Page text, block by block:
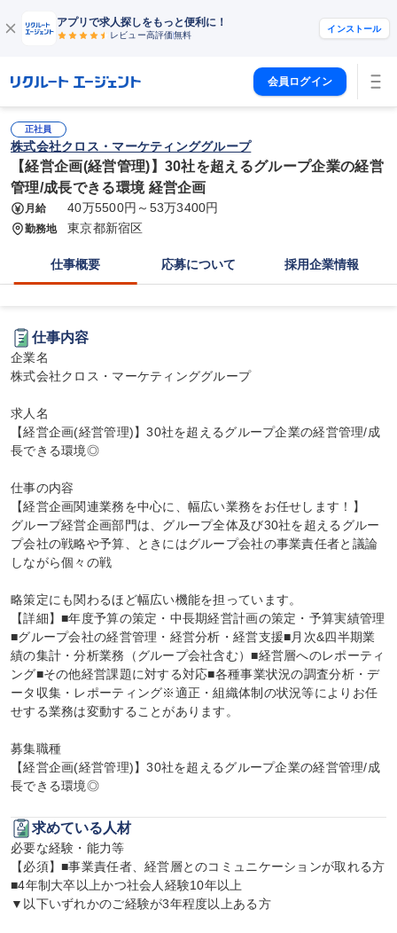
アプリで求人探しをもっと便利に！
レビュー高評価無料
インストール
会員ログイン
正社員
株式会社クロス・マーケティンググループ
【経営企画(経営管理)】30社を超えるグループ企業の経営
管理/成長できる環境 経営企画
月給 40万5500円～53万3400円
勤務地 東京都新宿区
仕事概要 応募について 採用企業情報
仕事内容
企業名
株式会社クロス・マーケティンググループ
求人名
【経営企画(経営管理)】30社を超えるグループ企業の経営管理/成
長できる環境◎
仕事の内容
【経営企画関連業務を中心に、幅広い業務をお任せします！】
グループ経営企画部門は、グループ全体及び30社を超えるグルー
プ会社の戦略や予算、ときにはグループ会社の事業責任者と議論
しながら個々の戦
略策定にも関わるほど幅広い機能を担っています。
【詳細】■年度予算の策定・中長期経営計画の策定・予算実績管理
■グループ会社の経営管理・経営分析・経営支援■月次&四半期業
績の集計・分析業務（グループ会社含む）■経営層へのレポーティ
ング■その他経営課題に対する対応■各種事業状況の調査分析・デ
ータ収集・レポーティング※適正・組織体制の状況等によりお任
せする業務は変動することがあります。
募集職種
【経営企画(経営管理)】30社を超えるグループ企業の経営管理/成
長できる環境◎
求めている人材
必要な経験・能力等
【必須】■事業責任者、経営層とのコミュニケーションが取れる方
■4年制大卒以上かつ社会人経験10年以上
▼以下いずれかのご経験が3年程度以上ある方